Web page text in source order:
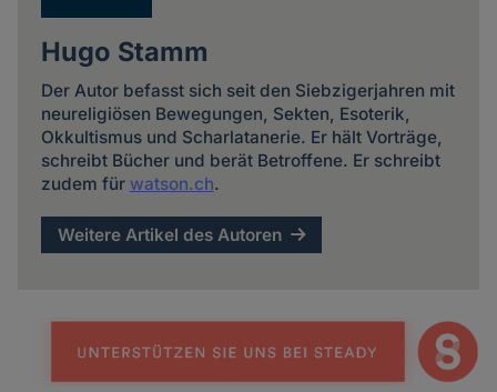
Hugo Stamm
Der Autor befasst sich seit den Siebzigerjahren mit
neureligiösen Bewegungen, Sekten, Esoterik,
Okkultismus und Scharlatanerie. Er hält Vorträge,
schreibt Bücher und berät Betroffene. Er schreibt
zudem für watson.ch.
Weitere Artikel des Autoren